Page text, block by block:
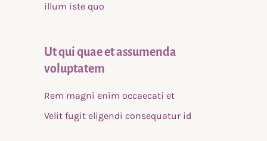
illum iste quo
Ut qui quae et assumenda
voluptatem
Rem magni enim occaecati et
Velit fugit eligendi consequatur id